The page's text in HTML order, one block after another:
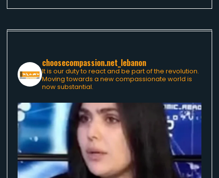
choosecompassion.net_lebanon
It is our duty to react and be part of the revolution.
Moving towards a new compassionate world is
now substantial.